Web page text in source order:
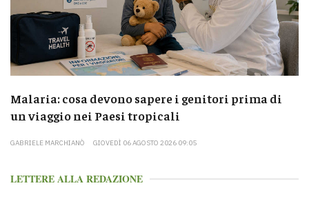
Malaria: cosa devono sapere i genitori prima di
un viaggio nei Paesi tropicali
GABRIELE MARCHIANÒ GIOVEDÌ 06 AGOSTO 2026 09:05
LETTERE ALLA REDAZIONE